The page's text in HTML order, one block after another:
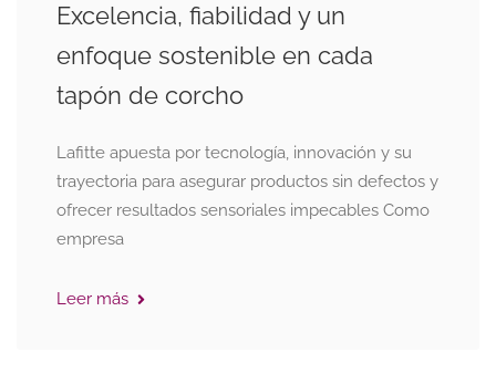
Excelencia, fiabilidad y un
enfoque sostenible en cada
tapón de corcho
Lafitte apuesta por tecnología, innovación y su
trayectoria para asegurar productos sin defectos y
ofrecer resultados sensoriales impecables Como
empresa
Leer más